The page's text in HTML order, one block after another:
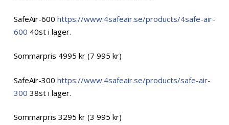
SafeAir-600 https://www.4safeair.se/products/4safe-air-
600 40st i lager.
Sommarpris 4995 kr (7 995 kr)
SafeAir-300 https://www.4safeair.se/products/safe-air-
300 38st i lager.
Sommarpris 3295 kr (3 995 kr)